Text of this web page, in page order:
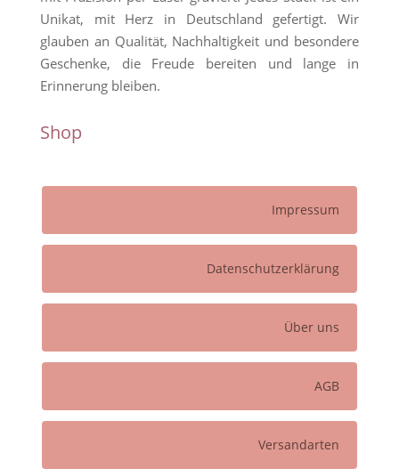
Unikat, mit Herz in Deutschland gefertigt. Wir
glauben an Qualität, Nachhaltigkeit und besondere
Geschenke, die Freude bereiten und lange in
Erinnerung bleiben.
Shop
Impressum
Datenschutzerklärung
Über uns
AGB
Versandarten